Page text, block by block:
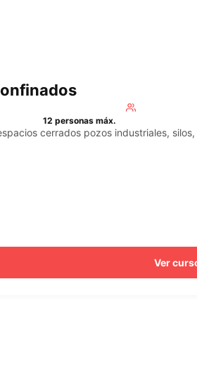
12 personas máx.
cerrados pozos industriales,
Ver